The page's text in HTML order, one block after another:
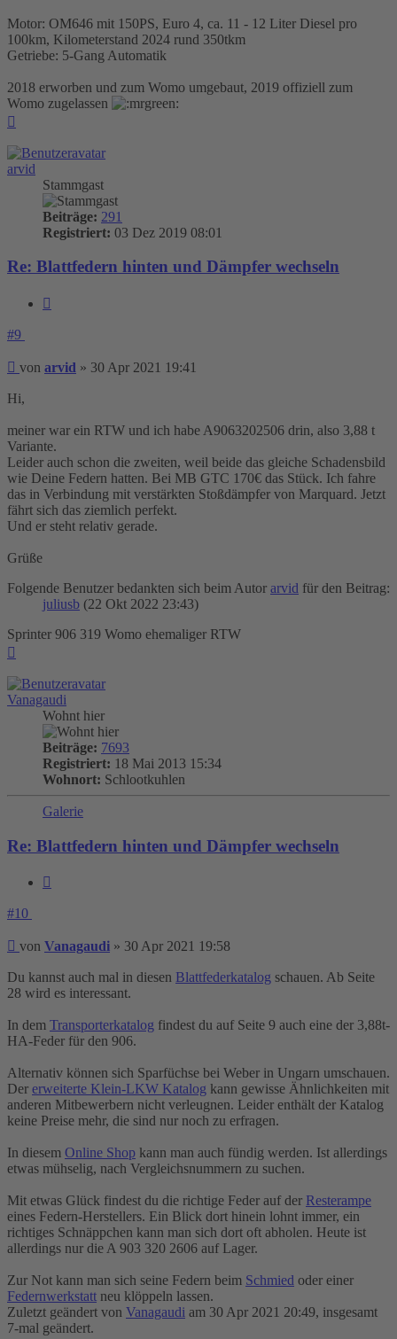
Motor: OM646 mit 150PS, Euro 4, ca. 11 - 12 Liter Diesel pro
100km, Kilometerstand 2024 rund 350tkm
Getriebe: 5-Gang Automatik
2018 erworben und zum Womo umgebaut, 2019 offiziell zum
Womo zugelassen
arvid
Stammgast
Beiträge: 291
Registriert: 03 Dez 2019 08:01
Re: Blattfedern hinten und Dämpfer wechseln
#9
Beitrag
von arvid » 30 Apr 2021 19:41
Hi,
meiner war ein RTW und ich habe A9063202506 drin, also 3,88 t
Variante.
Leider auch schon die zweiten, weil beide das gleiche Schadensbild
wie Deine Federn hatten. Bei MB GTC 170€ das Stück. Ich fahre
das in Verbindung mit verstärkten Stoßdämpfer von Marquard. Jetzt
fährt sich das ziemlich perfekt.
Und er steht relativ gerade.
Grüße
Folgende Benutzer bedankten sich beim Autor arvid für den Beitrag:
juliusb (22 Okt 2022 23:43)
Sprinter 906 319 Womo ehemaliger RTW
Vanagaudi
Wohnt hier
Beiträge: 7693
Registriert: 18 Mai 2013 15:34
Wohnort: Schlootkuhlen
Galerie
Re: Blattfedern hinten und Dämpfer wechseln
#10
Beitrag
von Vanagaudi » 30 Apr 2021 19:58
Du kannst auch mal in diesen Blattfederkatalog schauen. Ab Seite
28 wird es interessant.
In dem Transporterkatalog findest du auf Seite 9 auch eine der 3,88t-
HA-Feder für den 906.
Alternativ können sich Sparfüchse bei Weber in Ungarn umschauen.
Der erweiterte Klein-LKW Katalog kann gewisse Ähnlichkeiten mit
anderen Mitbewerbern nicht verleugnen. Leider enthält der Katalog
keine Preise mehr, die sind nur noch zu erfragen.
In diesem Online Shop kann man auch fündig werden. Ist allerdings
etwas mühselig, nach Vergleichsnummern zu suchen.
Mit etwas Glück findest du die richtige Feder auf der Resterampe
eines Federn-Herstellers. Ein Blick dort hinein lohnt immer, ein
richtiges Schnäppchen kann man sich dort oft abholen. Heute ist
allerdings nur die A 903 320 2606 auf Lager.
Zur Not kann man sich seine Federn beim Schmied oder einer
Federnwerkstatt neu klöppeln lassen.
Zuletzt geändert von Vanagaudi am 30 Apr 2021 20:49, insgesamt
7-mal geändert.